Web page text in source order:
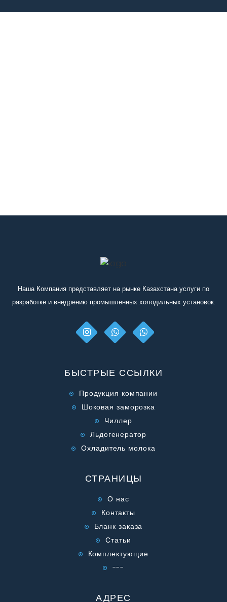
Наша Компания представляет на рынке Казахстана услуги по
разработке и внедрению промышленных холодильных установок.
БЫСТРЫЕ ССЫЛКИ
Продукция компании
Шоковая заморозка
Чиллер
Льдогенератор
Охладитель молока
СТРАНИЦЫ
О нас
Контакты
Бланк заказа
Статьи
Комплектующие
---
АДРЕС